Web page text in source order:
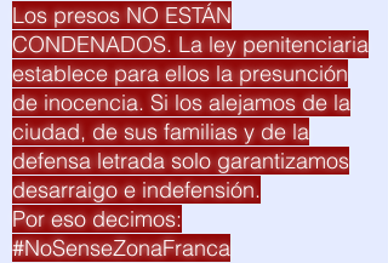
Los presos NO ESTÁN
CONDENADOS. La ley penitenciaria
establece para ellos la presunción
de inocencia. Si los alejamos de la
ciudad, de sus familias y de la
defensa letrada solo garantizamos
desarraigo e indefensión.
Por eso decimos:
#NoSenseZonaFranca